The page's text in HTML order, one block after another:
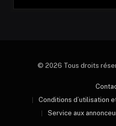
© 2026 Tous droits
Conditions d’utilisation
Service aux